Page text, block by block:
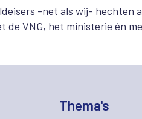
-net als wij- hechten
de VNG, het ministerie én
Thema's